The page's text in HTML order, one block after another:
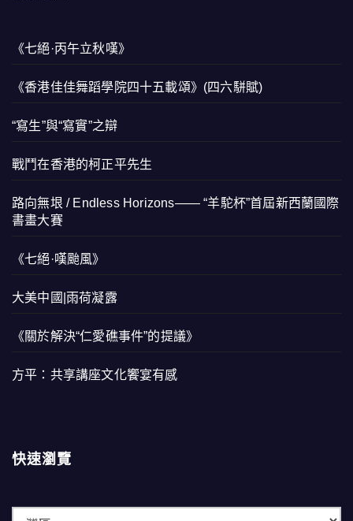
《七絕·丙午立秋嘆》
《香港佳佳舞蹈學院四十五載頌》(四六駢賦)
“寫生”與“寫實”之辯
戰鬥在香港的柯正平先生
路向無垠 / Endless Horizons—— “羊駝杯”首屆新西蘭國際
書畫大賽
《七絕·嘆颱風》
大美中國|雨荷凝露
《關於解決“仁愛礁事件”的提議》
方平：共享講座文化饗宴有感
快速瀏覽